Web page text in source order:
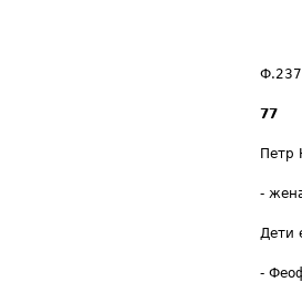
77
Петр
-
Дети
-